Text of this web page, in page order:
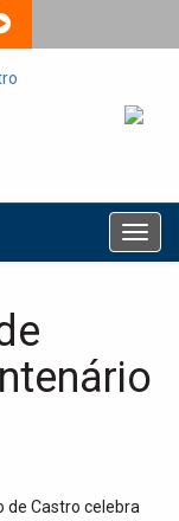
T
o
n
a